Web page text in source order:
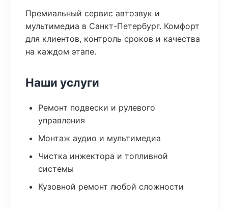
Премиальный сервис автозвук и
мультимедиа в Санкт-Петербург. Комфорт
для клиентов, контроль сроков и качества
на каждом этапе.
Наши услуги
Ремонт подвески и рулевого
управления
Монтаж аудио и мультимедиа
Чистка инжектора и топливной
системы
Кузовной ремонт любой сложности